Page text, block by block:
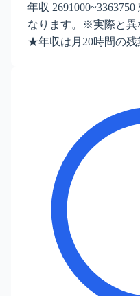
年収
なります。※実際と異
★年収は月20時間の